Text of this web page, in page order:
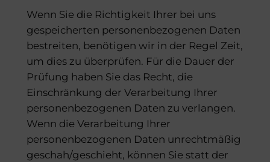
Wenn Sie die Richtigkeit Ihrer bei uns
gespeicherten personenbezogenen Daten
bestreiten, benötigen wir in der Regel Zeit,
um dies zu überprüfen. Für die Dauer der
Prüfung haben Sie das Recht, die
Einschränkung der Verarbeitung Ihrer
personenbezogenen Daten zu verlangen.
Wenn die Verarbeitung Ihrer
personenbezogenen Daten unrechtmäßig
geschah/geschieht, können Sie statt der